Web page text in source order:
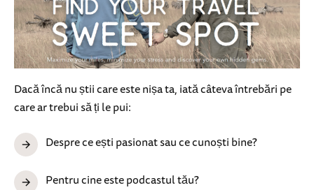
Dacă încă nu știi care este nișa ta, iată câteva întrebări pe
care ar trebui să ți le pui:
Despre ce ești pasionat sau ce cunoști bine?
Pentru cine este podcastul tău?